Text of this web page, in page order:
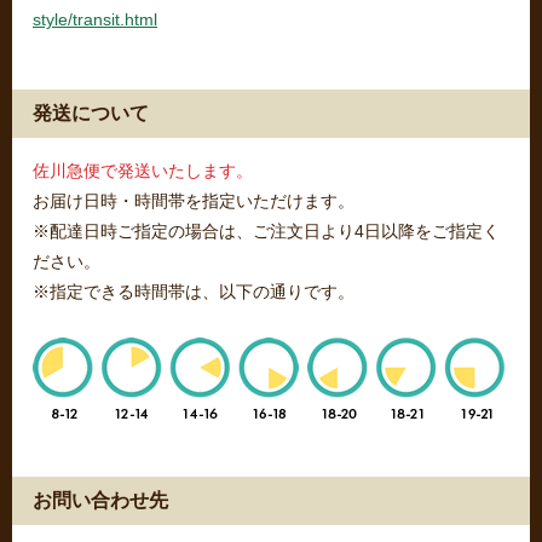
style/transit.html
発送について
佐川急便で発送いたします。
お届け日時・時間帯を指定いただけます。
※配達日時ご指定の場合は、ご注文日より4日以降をご指定く
ださい。
※指定できる時間帯は、以下の通りです。
お問い合わせ先